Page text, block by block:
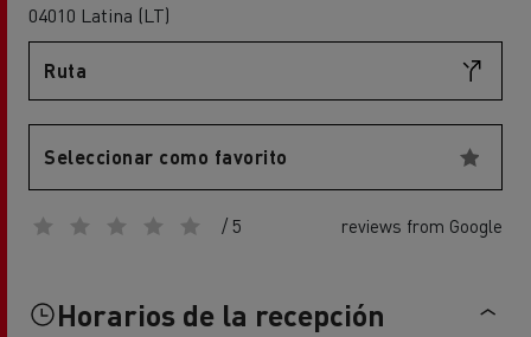
04010 Latina (LT)
Ruta
Seleccionar como favorito
/ 5 reviews from Google
Horarios de la recepción